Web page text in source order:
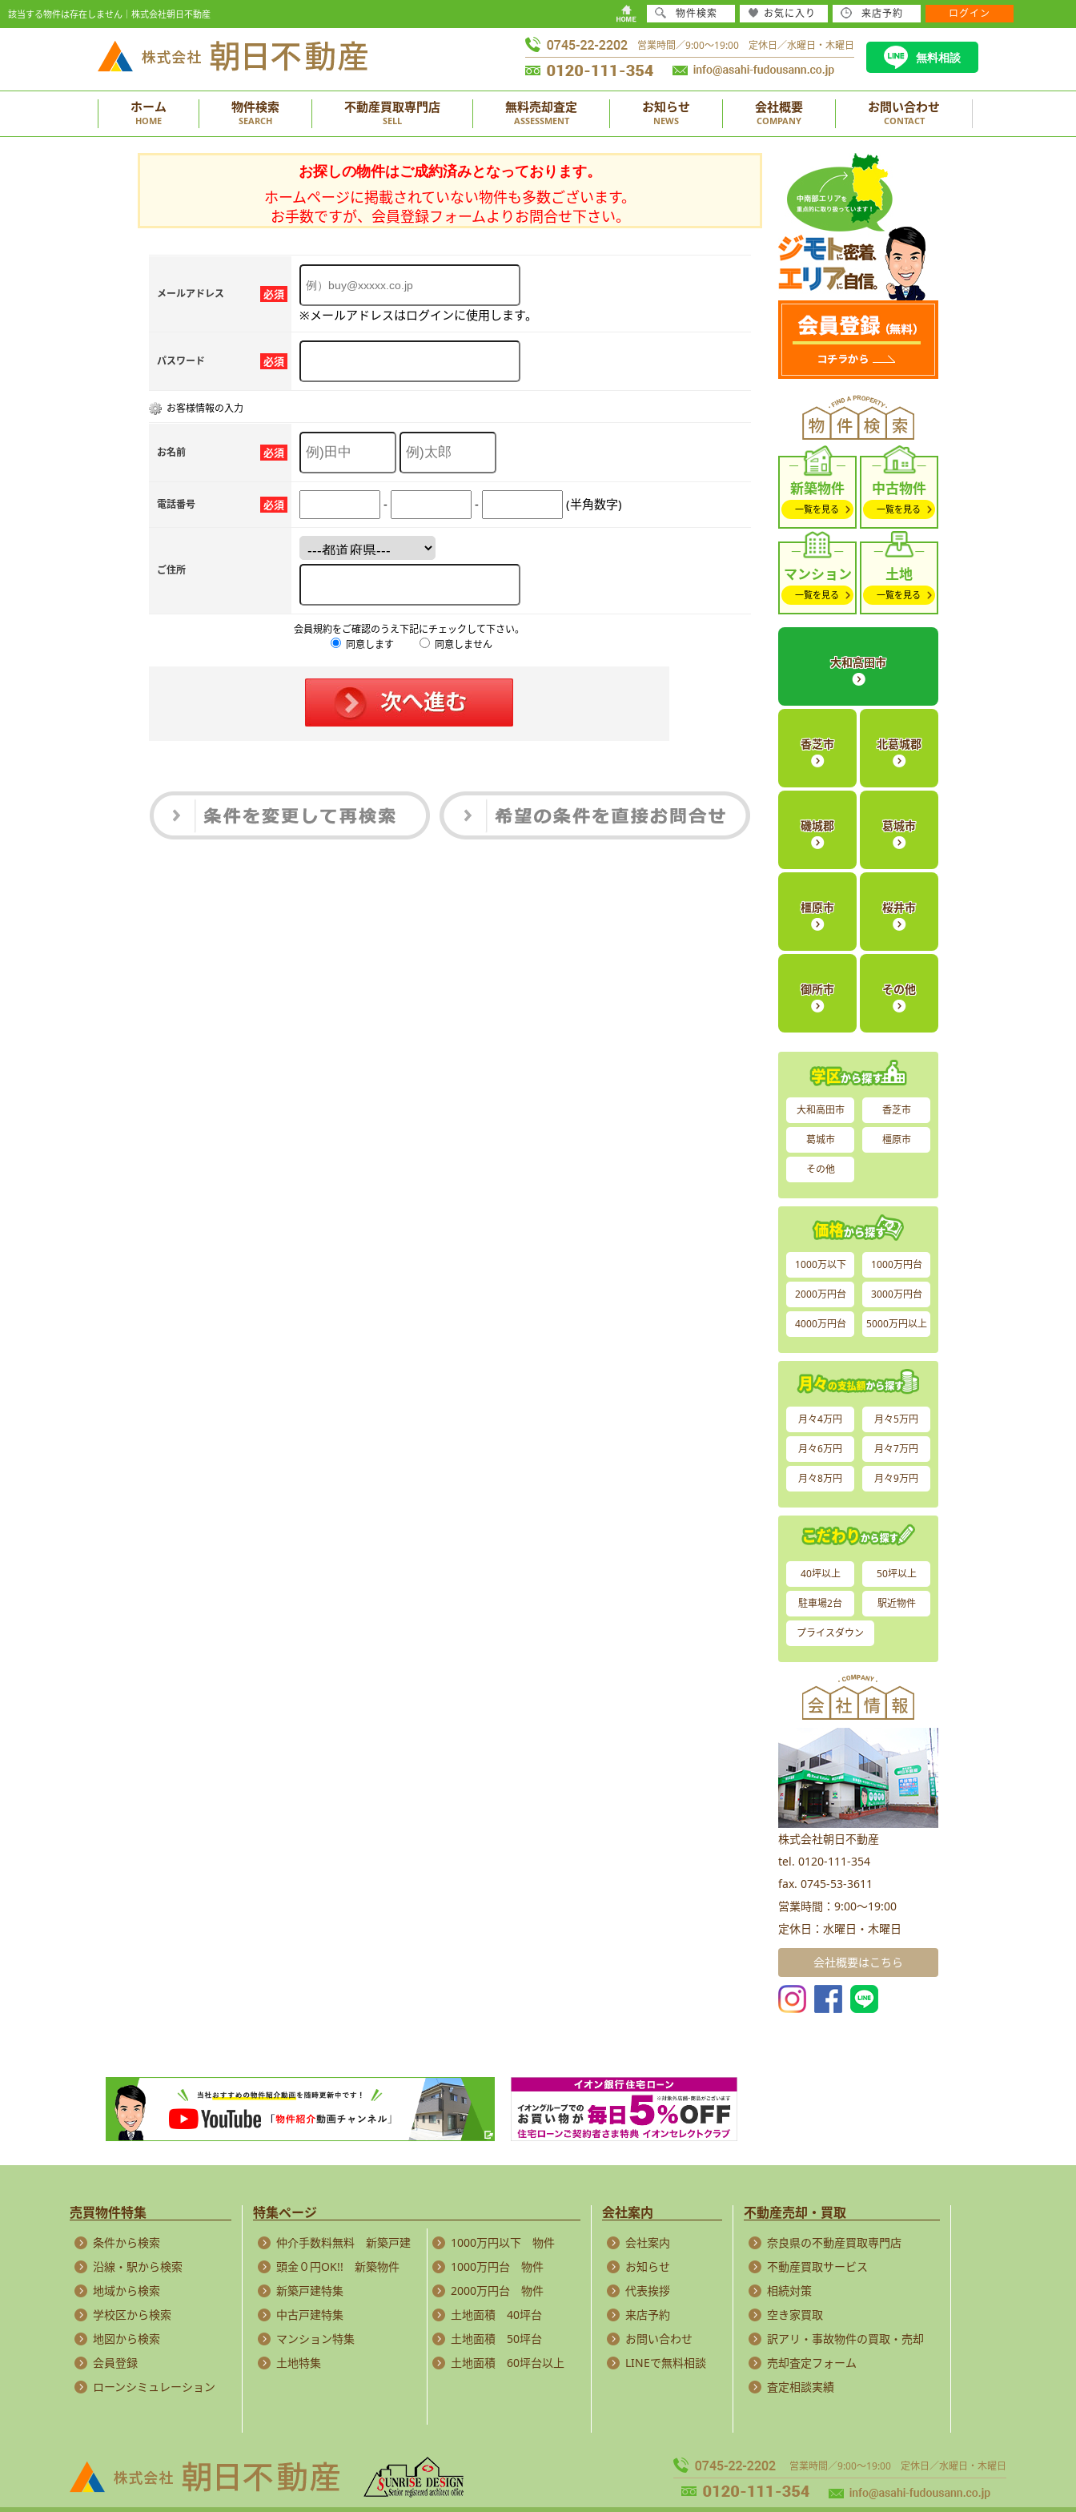
該当する物件は存在しません｜株式会社朝日不動産
営業時間／9:00～19:00 定休日／水曜日・木曜日
無料相談
ホーム
HOME
物件検索
SEARCH
不動産買取専門店
SELL
無料売却査定
ASSESSMENT
お知らせ
NEWS
会社概要
COMPANY
お問い合わせ
CONTACT
お探しの物件はご成約済みとなっております。
ホームページに掲載されていない物件も多数ございます。
お手数ですが、会員登録フォームよりお問合せ下さい。
必須
メールアドレス
※メールアドレスはログインに使用します。
必須
パスワード
お客様情報の入力
必須
お名前
必須
電話番号 - - (半角数字)
ご住所
会員規約をご確認のうえ下記にチェックして下さい。
同意します
同意しません
新築物件
一覧を見る
中古物件
一覧を見る
マンション
一覧を見る
土地
一覧を見る
大和高田市
香芝市 北葛城郡
磯城郡 葛城市
橿原市 桜井市
御所市 その他
大和高田市 香芝市
葛城市 橿原市
その他
1000万以下 1000万円台
2000万円台 3000万円台
4000万円台 5000万円以上
月々4万円 月々5万円
月々6万円 月々7万円
月々8万円 月々9万円
40坪以上 50坪以上
駐車場2台 駅近物件
プライスダウン
株式会社朝日不動産
tel. 0120-111-354
fax. 0745-53-3611
営業時間：9:00～19:00
定休日：水曜日・木曜日
会社概要はこちら
売買物件特集
条件から検索
沿線・駅から検索
地域から検索
学校区から検索
地図から検索
会員登録
ローンシミュレーション
特集ページ
仲介手数料無料 新築戸建
頭金０円OK!! 新築物件
新築戸建特集
中古戸建特集
マンション特集
土地特集
1000万円以下 物件
1000万円台 物件
2000万円台 物件
土地面積 40坪台
土地面積 50坪台
土地面積 60坪台以上
会社案内
会社案内
お知らせ
代表挨拶
来店予約
お問い合わせ
LINEで無料相談
不動産売却・買取
奈良県の不動産買取専門店
不動産買取サービス
相続対策
空き家買取
訳アリ・事故物件の買取・売却
売却査定フォーム
査定相談実績
営業時間／9:00～19:00 定休日／水曜日・木曜日
物件検索 お気に入り 来店予約 ログイン